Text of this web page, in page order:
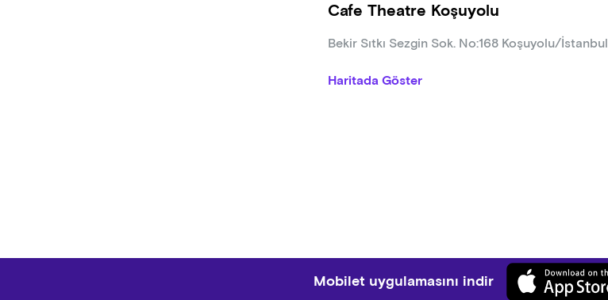
Cafe Theatre Koşuyolu
Bekir Sıtkı Sezgin Sok. No:168 Koşuyolu/İstanbul
Haritada Göster
Mobilet uygulamasını indir